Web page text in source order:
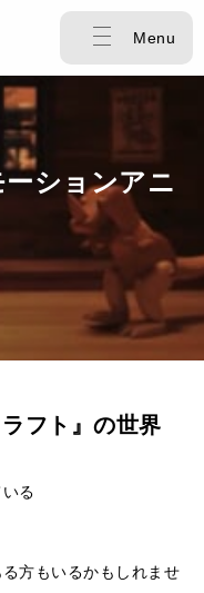
Menu
ーションアニ
フト』の世界
る
方もいるかもしれませ